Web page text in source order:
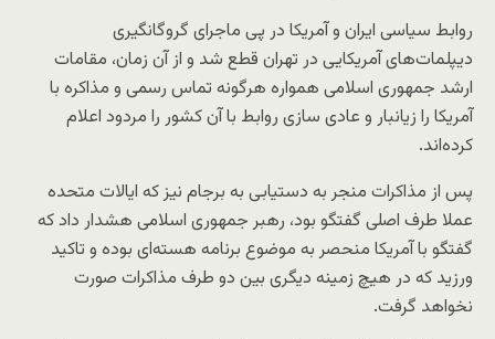
روابط سیاسی ایران و آمریکا در پی ماجرای گروگانگیری
دیپلمات‌های آمریکایی در تهران قطع شد و از آن زمان، مقامات
ارشد جمهوری اسلامی همواره هرگونه تماس رسمی و مذاکره با
آمریکا را زیانبار و عادی سازی روابط با آن کشور را مردود اعلام
کرده‌اند.
پس از مذاکرات منجر به دستیابی به برجام نیز که ایالات متحده
عملا طرف اصلی گفتگو بود، رهبر جمهوری اسلامی هشدار داد که
گفتگو با آمریکا منحصر به موضوع برنامه هسته‌ای بوده و تاکید
ورزید که در هیچ زمینه دیگری بین دو طرف مذاکرات صورت
نخواهد گرفت.